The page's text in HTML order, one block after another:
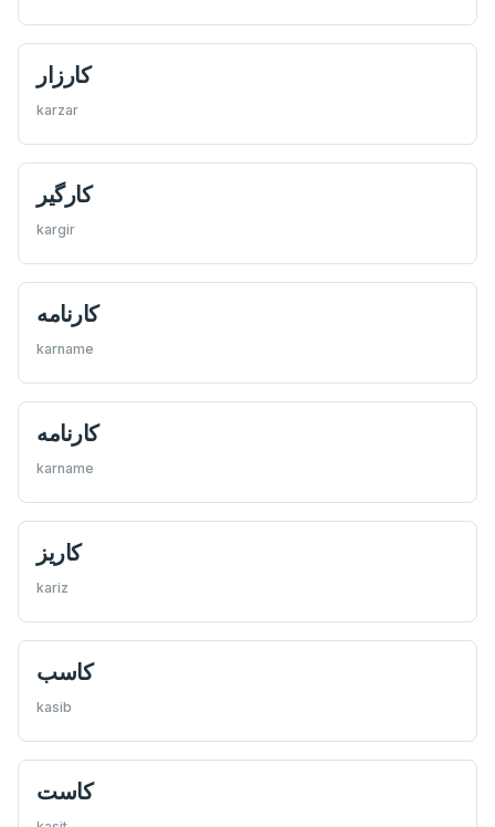
كارزار
karzar
كارگير
kargir
كارنامه
karname
كارنامه
karname
كاريز
kariz
كاسب
kasib
كاست